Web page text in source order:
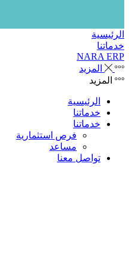
الرئيسية
خدماتنا
NARA ERP
المزيد
المزيد
الرئيسية
خدماتنا
خدماتنا
فرص استثمارية
مساعد
تواصل معنا